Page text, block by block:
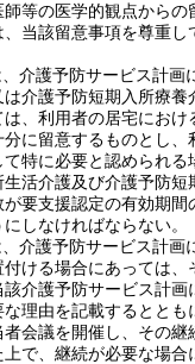
等の医学的観点からの
当該留意事項を尊重し
介護予防サービス計画
は介護予防短期入所療養
、利用者の居宅におけ
に留意するものとし、
特に必要と認められる
活介護及び介護予防短
要支援認定の有効期間
しなければならない。
介護予防サービス計画
付ける場合にあっては、
介護予防サービス計画
な理由を記載するととも
会議を開催し、その継
で、継続が必要な場合